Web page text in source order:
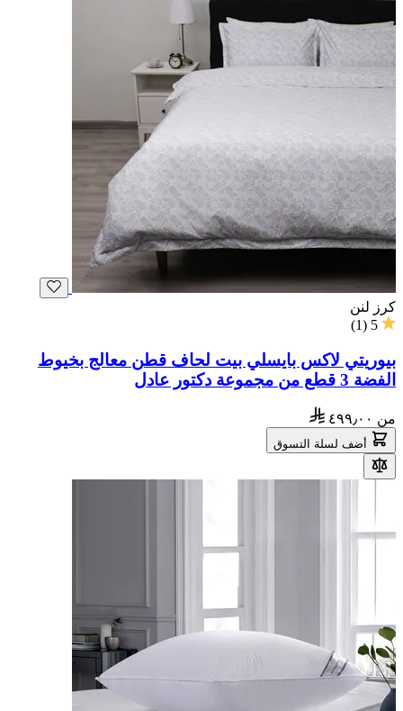
كرز لنن
5
(
1
)
بيوريتي لاكس بايسلي بيت لحاف قطن معالج بخيوط
الفضة 3 قطع من مجموعة دكتور عادل
من ٤٩٩٫٠٠
أضف لسلة التسوق